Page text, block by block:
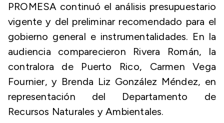
PROMESA continuó el análisis presupuestario
vigente y del preliminar recomendado para el
gobierno general e instrumentalidades. En la
audiencia comparecieron Rivera Román, la
contralora de Puerto Rico, Carmen Vega
Fournier, y Brenda Liz González Méndez, en
representación del Departamento de
Recursos Naturales y Ambientales.